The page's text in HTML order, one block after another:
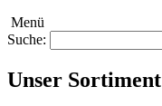
Menü
Suche:
Unser Sortiment